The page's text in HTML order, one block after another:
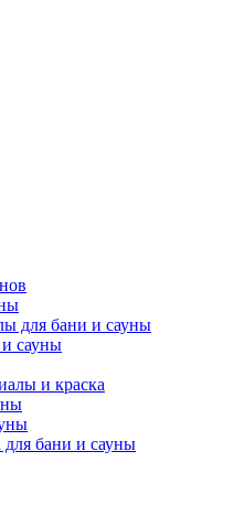
для бани и сауны
сауны
и краска
для бани и сауны